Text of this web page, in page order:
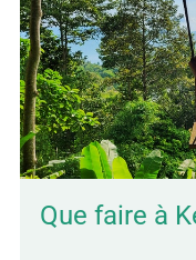
proposent, une
authenticité
pour déguster
position – Hot
bas prix Le Hot
Que faire à